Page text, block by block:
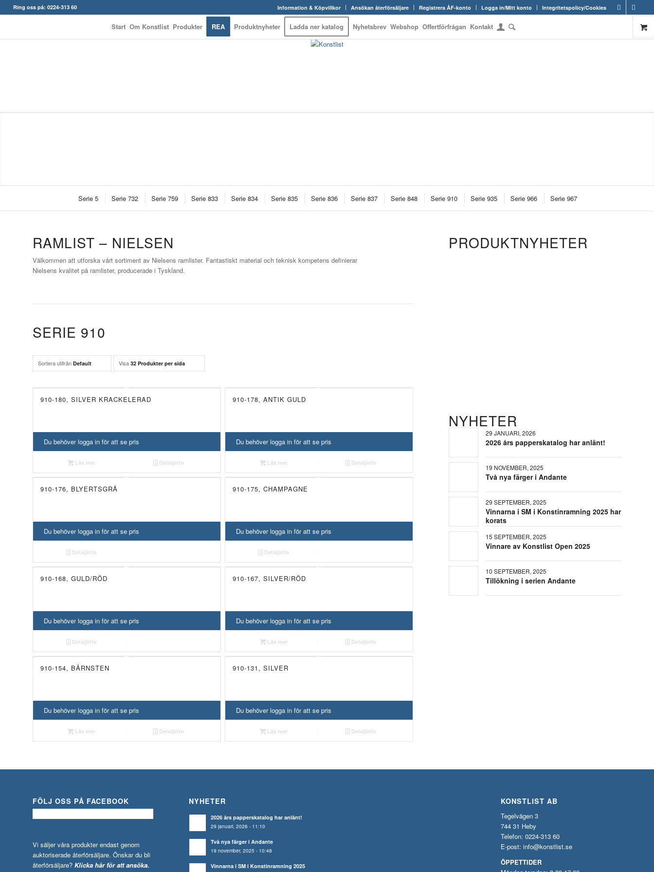
Information & Köpvillkor Ansökan återförsäljare Registrera ÅF-konto Logga in/Mitt konto Integritetspolicy/Cookies
Ring oss på: 0224-313 60
Start Om Konstlist Produkter REA Produktnyheter Ladda ner katalog Nyhetsbrev Webshop Offertförfrågan Kontakt
Serie 5 Serie 732 Serie 759 Serie 833 Serie 834 Serie 835 Serie 836 Serie 837 Serie 848 Serie 910 Serie 935 Serie 966 Serie 967
RAMLIST – NIELSEN
Välkommen att utforska vårt sortiment av Nielsens ramlister. Fantastiskt material och teknisk kompetens definierar
Nielsens kvalitet på ramlister, producerade i Tyskland.
SERIE 910
Sortera utifrån Default Visa 32 Produkter per sida
910-180, SILVER KRACKELERAD
Du behöver logga in för att se pris
Läs mer Detaljinfo
910-178, ANTIK GULD
Du behöver logga in för att se pris
Läs mer Detaljinfo
910-176, BLYERTSGRÅ
Du behöver logga in för att se pris
Detaljinfo
910-175, CHAMPAGNE
Du behöver logga in för att se pris
Detaljinfo
910-168, GULD/RÖD
Du behöver logga in för att se pris
Detaljinfo
910-167, SILVER/RÖD
Du behöver logga in för att se pris
Läs mer Detaljinfo
910-154, BÄRNSTEN
Du behöver logga in för att se pris
Läs mer Detaljinfo
910-131, SILVER
Du behöver logga in för att se pris
Läs mer Detaljinfo
PRODUKTNYHETER
NYHETER
29 JANUARI, 2026
2026 års papperskatalog har anlänt!
19 NOVEMBER, 2025
Två nya färger i Andante
29 SEPTEMBER, 2025
Vinnarna i SM i Konstinramning 2025 har
korats
15 SEPTEMBER, 2025
Vinnare av Konstlist Open 2025
10 SEPTEMBER, 2025
Tillökning i serien Andante
FÖLJ OSS PÅ FACEBOOK
Vi säljer våra produkter endast genom
auktoriserade återförsäljare. Önskar du bli
återförsäljare? Klicka här för att ansöka.
NYHETER
2026 års papperskatalog har anlänt!
29 januari, 2026 - 11:10
Två nya färger i Andante
19 november, 2025 - 10:48
Vinnarna i SM i Konstinramning 2025
KONSTLIST AB
Tegelvägen 3
744 31 Heby
Telefon: 0224-313 60
E-post: info@konstlist.se
ÖPPETTIDER